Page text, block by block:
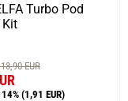
Turbo Pod
Kit
EUR
(1,91 EUR)